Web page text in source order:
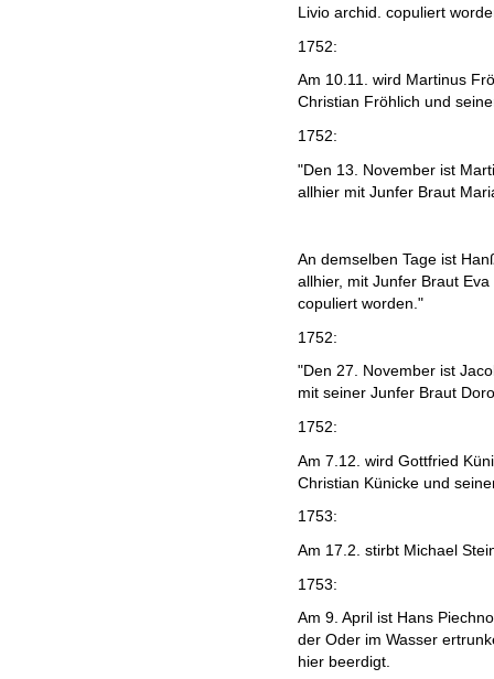
Livio archid. copuliert
1752:
Am 10.11. wird Martinus
Christian Fröhlich und
1752:
"Den 13. November ist
allhier mit Junfer Braut
An demselben Tage ist
allhier, mit Junfer Braut
copuliert worden."
1752:
"Den 27. November ist
mit seiner Junfer Braut
1752:
Am 7.12. wird Gottfried
Christian Künicke und
1753:
Am 17.2. stirbt Michael
1753:
Am 9. April ist Hans
der Oder im Wasser
hier beerdigt.